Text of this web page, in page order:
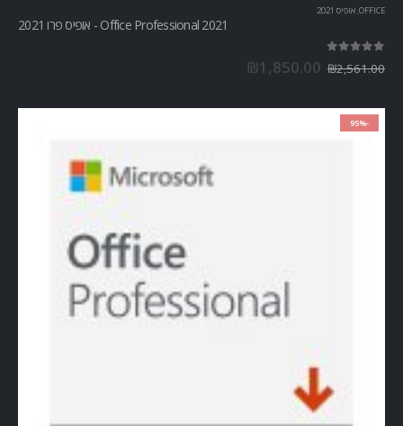
OFFICE
, אופיס 2021
Office Professional 2021 - אופיס פרו 2021
₪2,561.00
₪1,850.00
-95%